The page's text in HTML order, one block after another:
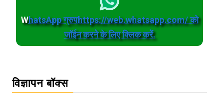
WhatsApp ग्रुपhttps://web.whatsapp.com/ को
जॉईन करने के लिए क्लिक करें.
विज्ञापन बॉक्स